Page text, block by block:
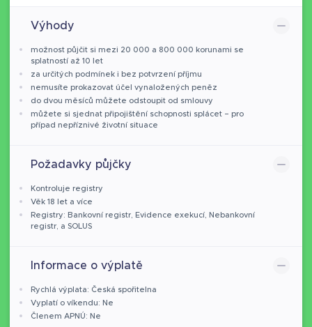
Výhody
možnost půjčit si mezi 20 000 a 800 000 korunami se
splatností až 10 let
za určitých podmínek i bez potvrzení příjmu
nemusíte prokazovat účel vynaložených peněz
do dvou měsíců můžete odstoupit od smlouvy
můžete si sjednat připojištění schopnosti splácet – pro
případ nepříznivé životní situace
Požadavky půjčky
Kontroluje registry
Věk 18 let a více
Registry: Bankovní registr, Evidence exekucí, Nebankovní
registr, a SOLUS
Informace o výplatě
Rychlá výplata: Česká spořitelna
Vyplatí o víkendu: Ne
Členem APNÚ: Ne